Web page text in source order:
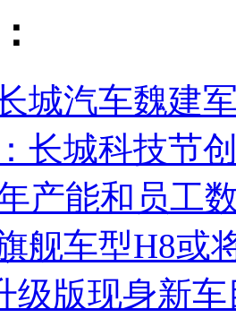
城汽车魏建
长城科技节
产能和员工
舰车型H8或
级版现身新